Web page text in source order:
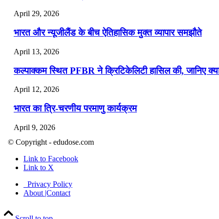
April 29, 2026
भारत और न्यूजीलैंड के बीच ऐतिहासिक मुक्त व्यापार समझौते
April 13, 2026
कल्पाक्कम स्थित PFBR ने क्रिटिकेलिटी हासिल की, जानिए क्या
April 12, 2026
भारत का त्रि-चरणीय परमाणु कार्यक्रम
April 9, 2026
नासा का आर्टेमिस-2 मिशन: मनुष्य एक बार फिर से चंद्रमा के
April 7, 2026
वित्तीय वर्ष 2026-27 की पहली द्विमासिक मौद्रिक नीति समीक्षा
© Copyright - edudose.com
Link to Facebook
Link to X
Privacy Policy
About |Contact